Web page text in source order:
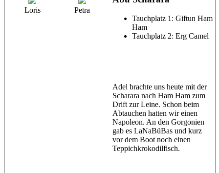
Loris Petra
Tauchplatz 1: Giftun Ham
Ham
Tauchplatz 2: Erg Camel
Adel brachte uns heute mit der
Scharara nach Ham Ham zum
Drift zur Leine. Schon beim
Abtauchen hatten wir einen
Napoleon. An den Gorgonien
gab es LaNaBüBas und kurz
vor dem Boot noch einen
Teppichkrokodilfisch.